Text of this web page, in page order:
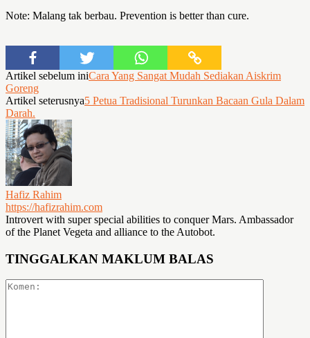
Note: Malang tak berbau. Prevention is better than cure.
Artikel sebelum iniCara Yang Sangat Mudah Sediakan Aiskrim
Goreng
Artikel seterusnya5 Petua Tradisional Turunkan Bacaan Gula Dalam
Darah.
Hafiz Rahim
https://hafizrahim.com
Introvert with super special abilities to conquer Mars. Ambassador
of the Planet Vegeta and alliance to the Autobot.
TINGGALKAN MAKLUM BALAS